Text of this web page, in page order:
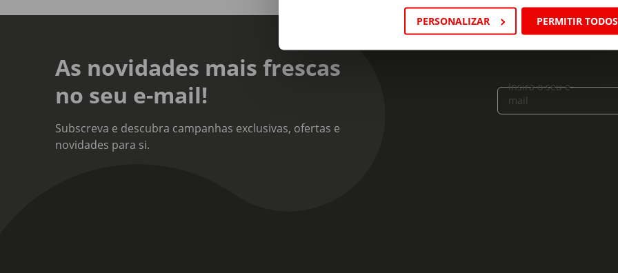
PERSONALIZAR PERMITIR TODOS
As novidades mais frescas
no seu e-mail!
Subscreva e descubra campanhas exclusivas, ofertas e
novidades para si.
Insira o seu e-
mail